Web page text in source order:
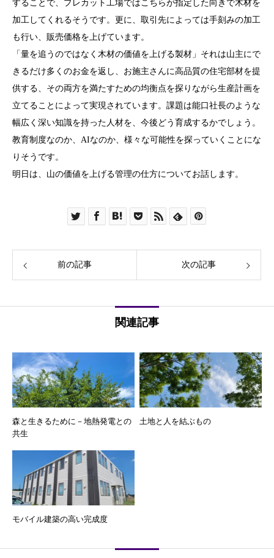
することで、プレカット工場ではこちらが指定した向きで木材を
加工してくれるそうです。更に、取引先によっては手刻みの加工
も行い、販売価格を上げています。
「量を追うのではなく木材の価値を上げる製材」それは山主にで
きるだけ多くのお金を返し、お施主さんに高品質の住宅部材を提
供する、その両方を満たすための均衡点を探りながら生産計画を
立てることによって実現されています。課題は能口社長のような
幅広く深い知識を持った人材を、今後どう育成するかでしょう。
教育制度なのか、AIなのか、様々な可能性を探っていくことにな
りそうです。
明日は、山の価値を上げる管理の仕方についてお話します。
前の記事 次の記事
関連記事
森と生きるために－地熱発電との
共生
土地と人を結ぶもの
モバイル建築の高い完成度